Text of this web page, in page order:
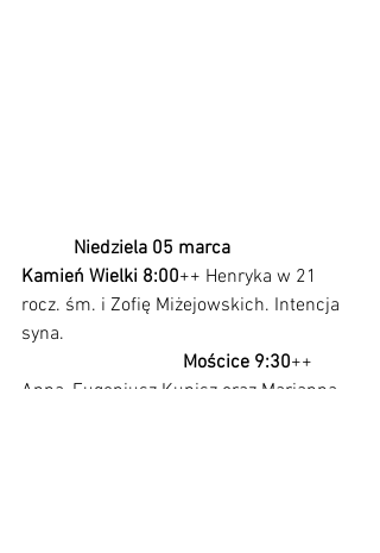
           Niedziela 05 marca
Kamień Wielki 8:00++ Henryka w 21
rocz. śm. i Zofię Miżejowskich. Intencja
syna.
                                  Mościce 9:30
++
Anna, Eugeniusz Kupisz oraz Marianna,